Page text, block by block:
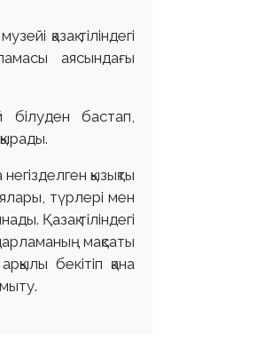
қазақ тіліндегі
аясындағы
білуден бастап,
қызықты
түрлері мен
Қазақ тіліндегі
мақсаты
бекітіп қана